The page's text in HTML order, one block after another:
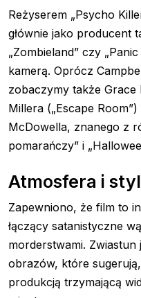
Reżyserem „Psycho
głównie jako producent
„Zombieland” czy
kamerą. Oprócz
zobaczymy także Grace
Millera („Escape
McDowella, znanego z
pomarańczy” i
Atmosfera i styl
Zapewniono, że film to
łączący satanistyczne
morderstwami. Zwiastun
obrazów, które
produkcją trzymającą